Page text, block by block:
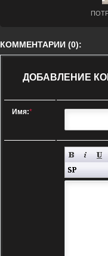
КОММЕНТАРИИ (0):
ДОБАВЛЕНИЕ
Имя:*